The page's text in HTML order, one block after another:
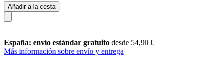
Añadir a la cesta
España: envío estándar gratuito desde 54,90 €
Más información sobre envío y entrega